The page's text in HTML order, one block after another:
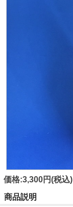
価格:3,300円(税込)
商品説明